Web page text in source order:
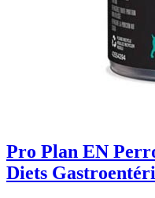
Pro Plan EN
Diets